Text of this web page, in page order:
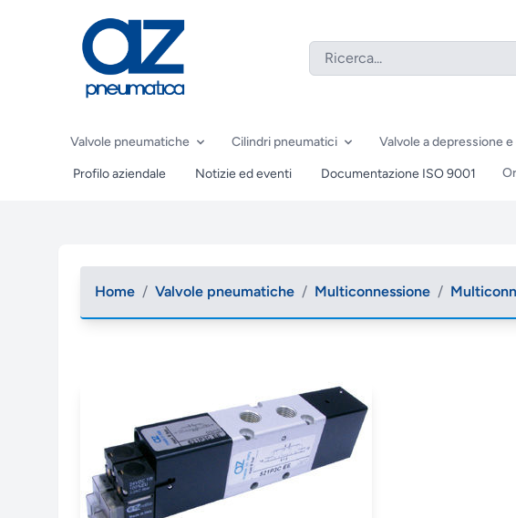
Valvole pneumatiche Cilindri pneumatici Valvole a depressione
Profilo aziendale Notizie ed eventi Documentazione ISO 9001
Home / Valvole pneumatiche / Multiconnessione /